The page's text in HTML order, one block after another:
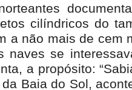
cilíndricos do
a não mais de cem
naves se
a propósito:
Baia do Sol,